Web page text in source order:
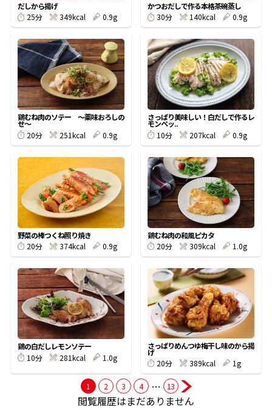
だし粉
商品情報一覧
おすすめサイト
新鮮一番
氷熟®︎
だしパック
だしから揚げ
25分
349kcal 0.9g
かつおだしで作る本格茶碗蒸し
30分
140kcal 0.9g
鶏むね肉のソテー ～薬味おろしの
せ～
20分
251kcal 0.9g
さっぱり美味しい！白だしで作るレ
モンペッ..
10分
207kcal 0.9g
野菜の棒つくね照り焼き
20分
374kcal 0.9g
鶏むね肉の和風ピカタ
20分
309kcal 1.0g
鶏の白だしレモンソテー
10分
281kcal 1.0g
さっぱりめんつゆ梅干し味のから揚
げ
20分
389kcal 1g
1 2 3 4 … 13
閲覧履歴はまだありません